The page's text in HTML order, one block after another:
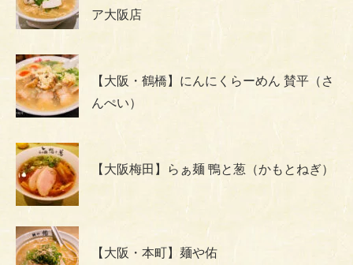
ア大阪店
【大阪・鶴橋】にんにくらーめん 賛平（さ
んぺい）
【大阪梅田】らぁ麺 鴨と葱（かもとねぎ）
【大阪・本町】麺や佑